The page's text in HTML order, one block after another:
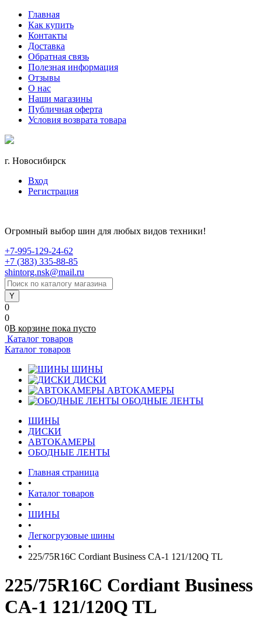
Главная
Как купить
Контакты
Доставка
Обратная связь
Полезная информация
Отзывы
О нас
Наши магазины
Публичная оферта
Условия возврата товара
г. Новосибирск
Вход
Регистрация
Огромный выбор шин для любых видов техники!
+7-995-129-24-62
+7 (383) 335-88-85
shintorg.nsk@mail.ru
0
0
0В корзине пока пусто
Каталог товаров
Каталог товаров
ШИНЫ
ДИСКИ
АВТОКАМЕРЫ
ОБОДНЫЕ ЛЕНТЫ
ШИНЫ
ДИСКИ
АВТОКАМЕРЫ
ОБОДНЫЕ ЛЕНТЫ
Главная страница
•
Каталог товаров
•
ШИНЫ
•
Легкогрузовые шины
•
225/75R16C Cordiant Business CA-1 121/120Q TL
225/75R16C Cordiant Business
CA-1 121/120Q TL